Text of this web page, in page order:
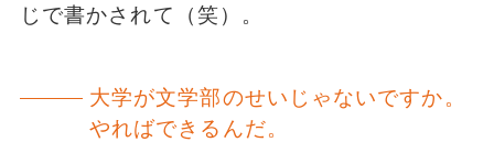
じで書かされて（笑）。
大学が文学部のせいじゃないですか。
やればできるんだ。